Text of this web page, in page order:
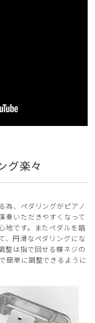
グ楽々
為、ペダリングがピアノ
奏いただきやすくなって
地です。またペダルを踏
、円滑なペダリングにな
整は指で回せる蝶ネジの
簡単に調整できるように